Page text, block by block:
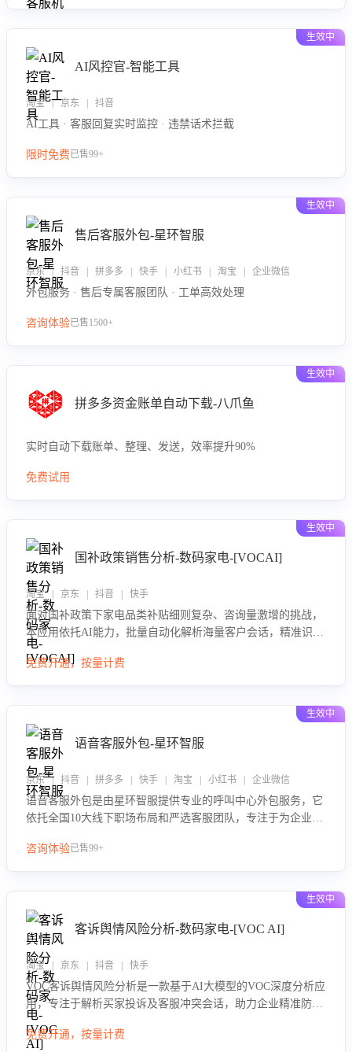
生效中
AI风控官-智能工具
淘宝 | 京东 | 抖音
AI工具 · 客服回复实时监控 · 违禁话术拦截
限时免费已售99+
生效中
售后客服外包-星环智服
京东 | 抖音 | 拼多多 | 快手 | 小红书 | 淘宝 | 企业微信
外包服务 · 售后专属客服团队 · 工单高效处理
咨询体验已售1500+
生效中
拼多多资金账单自动下载-八爪鱼
实时自动下载账单、整理、发送，效率提升90%
免费试用
生效中
国补政策销售分析-数码家电-[VOCAI]
淘宝 | 京东 | 抖音 | 快手
面对国补政策下家电品类补贴细则复杂、咨询量激增的挑战，
本应用依托AI能力，批量自动化解析海量客户会话，精准识别
消费者对能以旧换新、补贴额度等政策的关注焦点与购买意
向，深度洞察决策动因。同时全面评估客服团队政策解读准确
免费开通，按量计费
生效中
语音客服外包-星环智服
京东 | 抖音 | 拼多多 | 快手 | 淘宝 | 小红书 | 企业微信
语音客服外包是由星环智服提供专业的呼叫中心外包服务，它
依托全国10大线下职场布局和严选客服团队，专注于为企业提
队和智能工具提升语音客服服务效率和质量，帮助企业实现降
咨询体验已售99+
生效中
客诉舆情风险分析-数码家电-[VOC AI]
淘宝 | 京东 | 抖音 | 快手
VOC客诉舆情风险分析是一款基于AI大模型的VOC深度分析应
用，专注于解析买家投诉及客服冲突会话，助力企业精准防控
舆情风险。该产品通过智能定位高风险会话、精准判别客户情
绪、归因争议根源，并客观评估客服应对合理性与成效。系统
免费开通，按量计费